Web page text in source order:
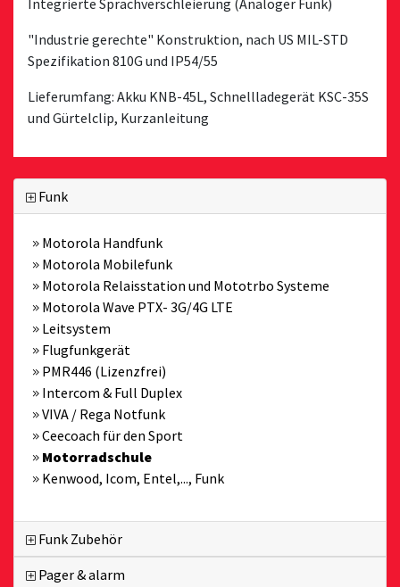
Integrierte Sprachverschleierung (Analoger Funk)
"Industrie gerechte" Konstruktion, nach US MIL-STD
Spezifikation 810G und IP54/55
Lieferumfang: Akku KNB-45L, Schnellladegerät KSC-35S
und Gürtelclip, Kurzanleitung
Funk
Motorola Handfunk
Motorola Mobilefunk
Motorola Relaisstation und Mototrbo Systeme
Motorola Wave PTX- 3G/4G LTE
Leitsystem
Flugfunkgerät
PMR446 (Lizenzfrei)
Intercom & Full Duplex
VIVA / Rega Notfunk
Ceecoach für den Sport
Motorradschule
Kenwood, Icom, Entel,..., Funk
Funk Zubehör
Pager & alarm